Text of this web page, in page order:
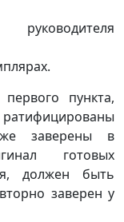
пункта,
заверены в
готовых
должен быть
заверен у